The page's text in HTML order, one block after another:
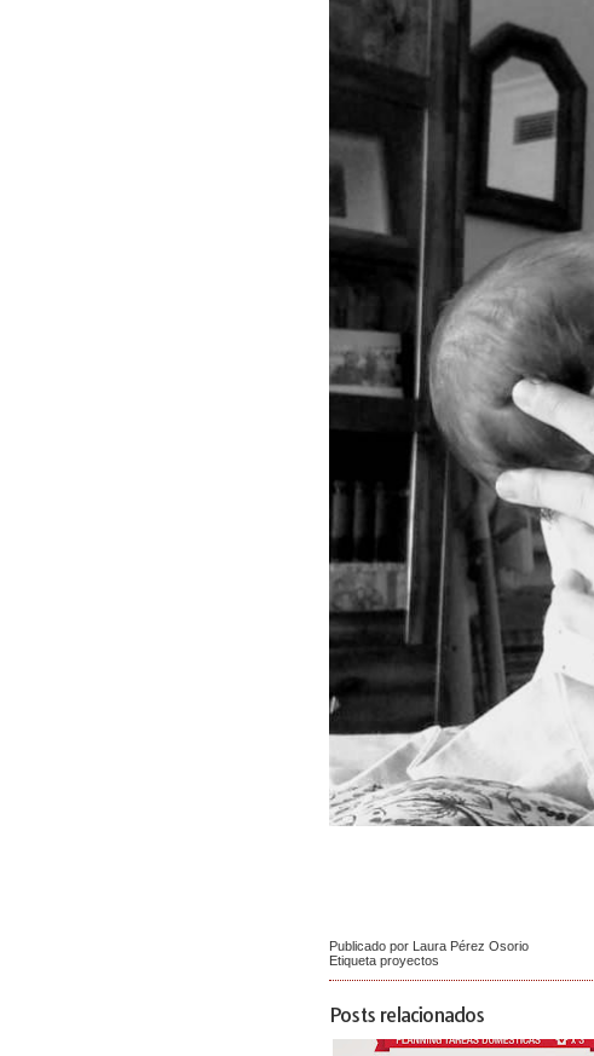
Publicado por Laura Pérez Osorio
Etiqueta proyectos
Posts relacionados